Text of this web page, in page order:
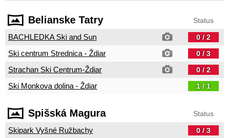
Belianske Tatry Status
BACHLEDKA Ski and Sun 0 / 2
Ski centrum Strednica - Ždiar 0 / 3
Strachan Ski Centrum-Ždiar 0 / 2
Ski Monkova dolina - Ždiar 1 / 1
Spišská Magura Status
Skipark Vyšné Ružbachy 0 / 3